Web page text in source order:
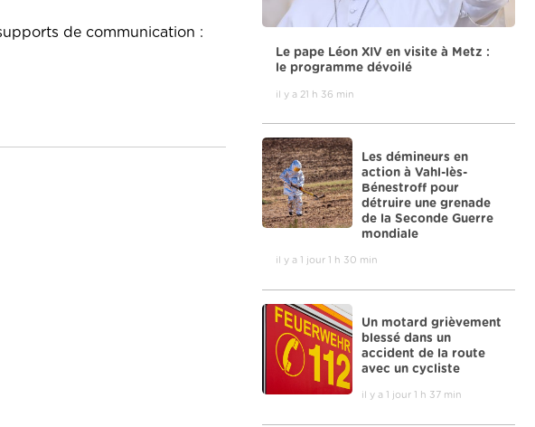
de communication :
Le pape Léon XIV en visite à Metz :
le programme dévoilé
il y a 21 h 36 min
Les démineurs en
action à Vahl-lès-
Bénestroff pour
détruire une grenade
de la Seconde Guerre
mondiale
il y a 1 jour 1 h 30 min
Un motard grièvement
blessé dans un
accident de la route
avec un cycliste
il y a 1 jour 1 h 37 min